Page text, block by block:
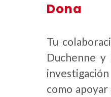
Dona
Tu
Duchenne y
como